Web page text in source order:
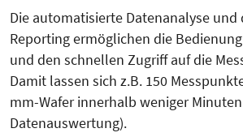
Die automatisierte Datenanalyse und
Reporting ermöglichen die
und den schnellen Zugriff auf die
Damit lassen sich z.B. 150
mm-Wafer innerhalb weniger
Datenauswertung).